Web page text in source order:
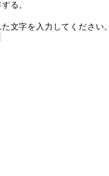
る。
た文字を入力してください。